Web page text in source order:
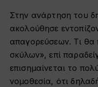
Στην ανάρτηση του
ακολούθησε
απαγορεύσεων. Τι θα
σκύλων», επί
επισημαίνεται το
νομοθεσία, ότι